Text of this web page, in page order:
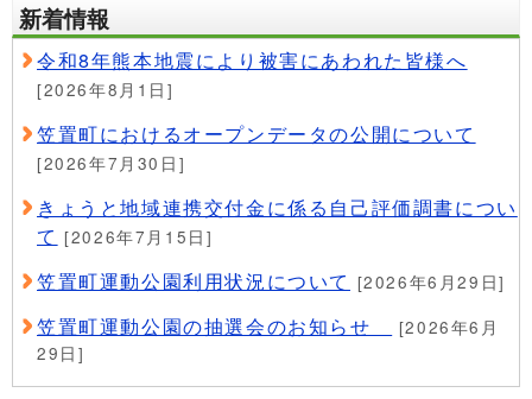
新着情報
令和8年熊本地震により被害にあわれた皆様へ
[2026年8月1日]
笠置町におけるオープンデータの公開について
[2026年7月30日]
きょうと地域連携交付金に係る自己評価調書につい
て [2026年7月15日]
笠置町運動公園利用状況について [2026年6月29日]
笠置町運動公園の抽選会のお知らせ [2026年6月
29日]